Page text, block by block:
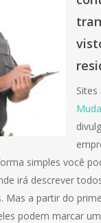
simples você
irá descrever
Mas a partir do
podem marcar